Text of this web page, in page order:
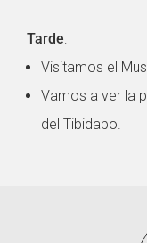
Tarde:
Visitamos el
Vamos a ver la
del Tibidabo.